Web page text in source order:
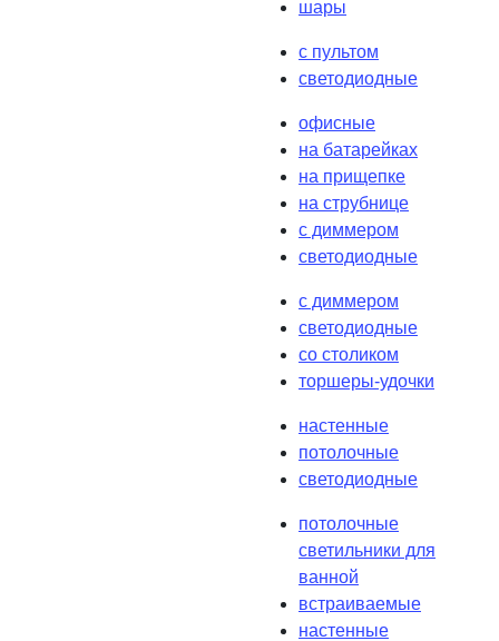
шары
с пультом
светодиодные
офисные
на батарейках
на прищепке
на струбнице
с диммером
светодиодные
с диммером
светодиодные
со столиком
торшеры-удочки
настенные
потолочные
светодиодные
потолочные
светильники для
ванной
встраиваемые
настенные